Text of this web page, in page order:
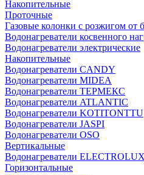
Накопительные
Проточные
Газовые колонки с розжигом от
Водонагреватели косвенного
Водонагреватели электрические
Накопительные
Водонагреватели CANDY
Водонагреватели MIDEA
Водонагреватели ТЕРМЕКС
Водонагреватели ATLANTIC
Водонагреватели KOTITONTTU
Водонагреватели JASPI
Водонагреватели OSO
Вертикальные
Водонагреватели ELECTROLUX
Горизонтальные